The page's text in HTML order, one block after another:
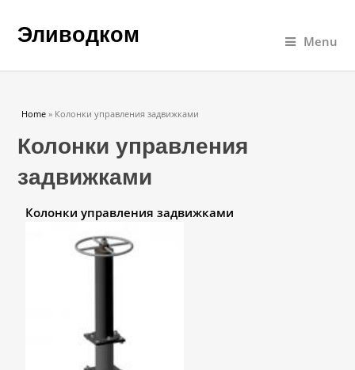
Эливодком Menu
You are here
Home » Колонки управления задвижками
Колонки управления
задвижками
Колонки управления задвижками